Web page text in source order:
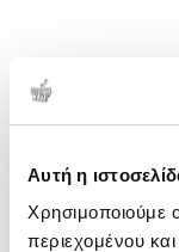
Αυτή η
Χρησιμοποιούμε
περιεχομένου